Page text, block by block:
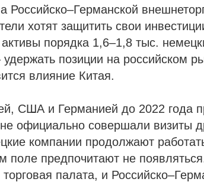
Российско–Германской
хотят защитить свои
порядка 1,6–1,8 тыс.
позиции на российском
влияние Китая.
США и Германией до 2022 года
официально совершали визиты
компании продолжают
поле предпочитают не
палата, и